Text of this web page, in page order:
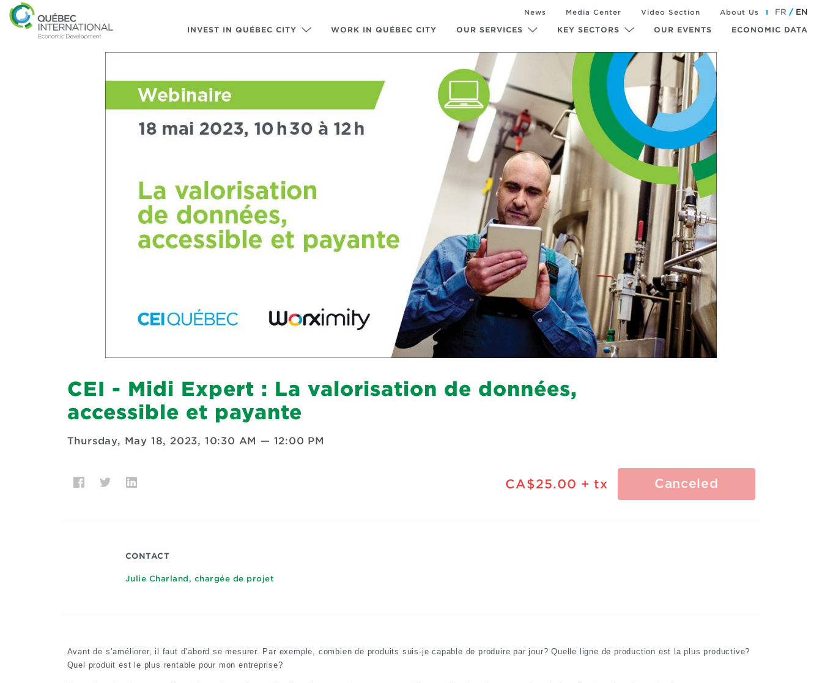
INVEST IN QUÉBEC CITY WORK IN QUÉBEC CITY OUR SERVICES KEY SECTORS OUR EVENTS ECONOMIC DATA
News Media Center Video Section About Us FR EN
CEI - Midi Expert : La valorisation de données,
accessible et payante
Thursday, May 18, 2023, 10:30 AM — 12:00 PM
CA$25.00 + tx Canceled
CONTACT
Julie Charland, chargée de projet
Avant de s’améliorer, il faut d’abord se mesurer. Par exemple, combien de produits suis-je capable de produire par jour? Quelle ligne de production est la plus productive?
Quel produit est le plus rentable pour mon entreprise?